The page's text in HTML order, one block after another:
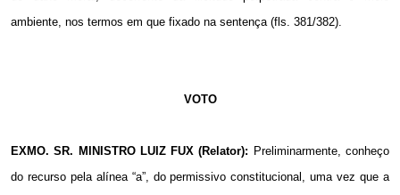
ambiente, nos termos em que fixado na sentença (fls. 381/382).
VOTO
EXMO. SR. MINISTRO LUIZ FUX (Relator): Preliminarmente, conheço
do recurso pela alínea “a”, do permissivo constitucional, uma vez que a